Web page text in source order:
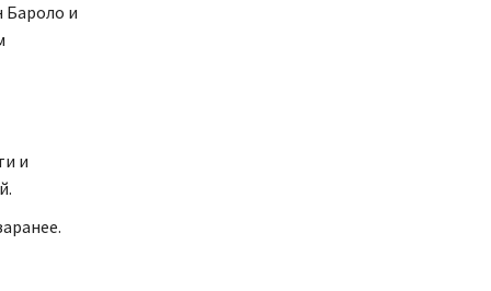
Бароло и
и